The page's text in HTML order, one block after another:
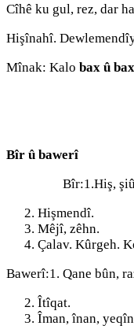
Cîhê ku gul, rez, dar
Hişînahî.
Mînak: Kalo bax û
Bîr û bawerî
Bîr:1.Hiş,
Hişmendî.
Mêjî, zêhn.
Çalav. Kûrgeh.
Bawerî:1. Qane bûn,
Îtîqat.
Îman, înan,